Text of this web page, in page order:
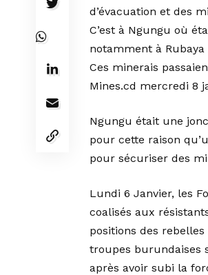
d’évacuation et des
C’est à Ngungu où
notamment à
Ces minerais
Mines.cd mercredi 8
Ngungu était une
pour cette raison
pour sécuriser des
Lundi 6 Janvier, les
coalisés aux
positions des
troupes burundaises
après avoir subi la